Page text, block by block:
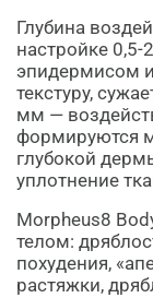
Глубина
настройке
эпидермисом
текстуру,
мм —
формируются
глубокой
уплотнение
Morpheus8
телом:
похудения,
растяжки,